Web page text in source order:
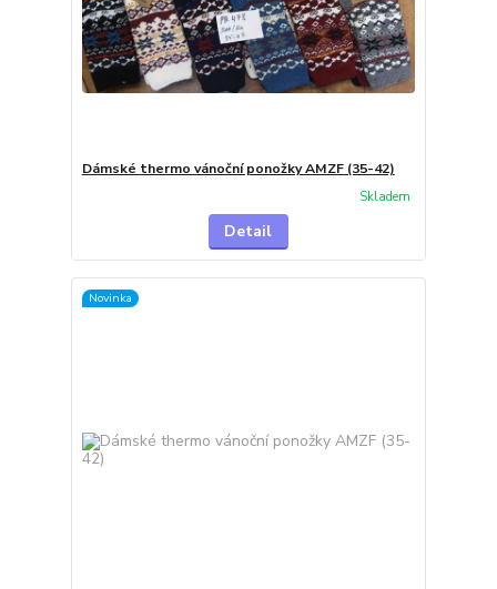
Dámské thermo vánoční ponožky AMZF (35-42)
Skladem
Detail
Novinka